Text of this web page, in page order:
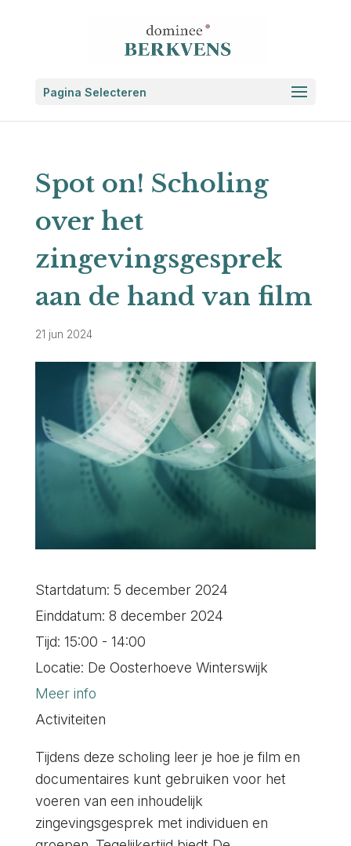
Pagina Selecteren
Spot on! Scholing
over het
zingevingsgesprek
aan de hand van film
21 jun 2024
Startdatum: 5 december 2024
Einddatum: 8 december 2024
Tijd: 15:00 - 14:00
Locatie: De Oosterhoeve Winterswijk
Meer info
Activiteiten
Tijdens deze scholing leer je hoe je film en
documentaires kunt gebruiken voor het
voeren van een inhoudelijk
zingevingsgesprek met individuen en